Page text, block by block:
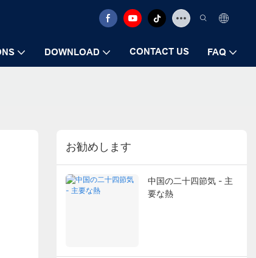
DOWNLOAD CONTACT US FAQ
お勧めします
中国の二十四節気 - 主
要な熱